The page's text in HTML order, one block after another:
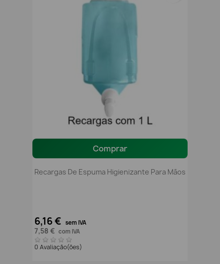
Comprar
Recargas De Espuma Higienizante Para Mãos
6,16 € sem IVA
7,58 € com IVA
0 Avaliação(ões)